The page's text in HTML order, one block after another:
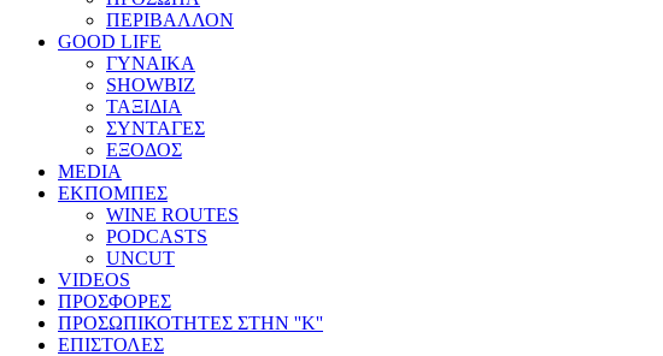
ΠΕΡΙΒΑΛΛΟΝ
GOOD LIFE
ΓΥΝΑΙΚΑ
SHOWBIZ
ΤΑΞΙΔΙΑ
ΣΥΝΤΑΓΕΣ
ΕΞΟΔΟΣ
MEDIA
ΕΚΠΟΜΠΕΣ
WINE ROUTES
PODCASTS
UNCUT
VIDEOS
ΠΡΟΣΦΟΡΕΣ
ΠΡΟΣΩΠΙΚΟΤΗΤΕΣ ΣΤΗΝ ''Κ''
ΕΠΙΣΤΟΛΕΣ